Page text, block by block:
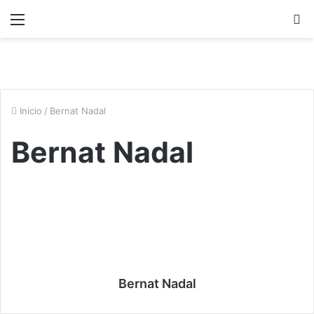
Inicio / Bernat Nadal
Bernat Nadal
Bernat Nadal